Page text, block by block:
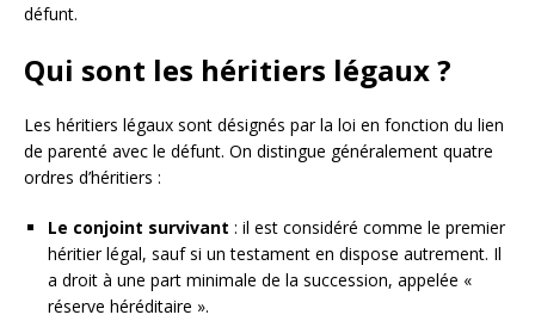
défunt.
Qui sont les héritiers légaux ?
Les héritiers légaux sont désignés par la loi en fonction du lien
de parenté avec le défunt. On distingue généralement quatre
ordres d’héritiers :
Le conjoint survivant : il est considéré comme le premier
héritier légal, sauf si un testament en dispose autrement. Il
a droit à une part minimale de la succession, appelée «
réserve héréditaire ».